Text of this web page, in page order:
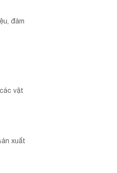
đảm
vật
xuất